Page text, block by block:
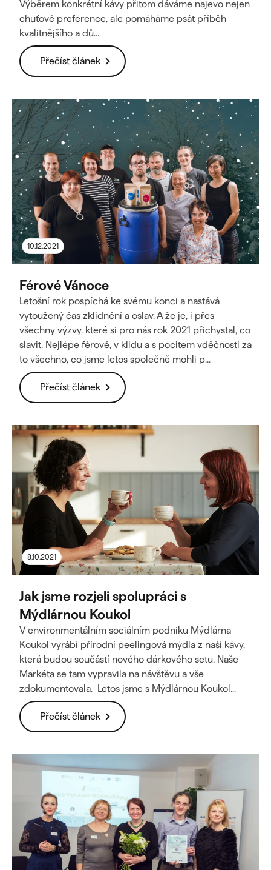
Výběrem konkrétní kávy přitom dáváme najevo nejen
chuťové preference, ale pomáháme psát příběh
kvalitnějšího a dů...
Přečíst článek
10.12.2021
Férové Vánoce
Letošní rok pospíchá ke svému konci a nastává
vytoužený čas zklidnění a oslav. A že je, i přes
všechny výzvy, které si pro nás rok 2021 přichystal, co
slavit. Nejlépe férově, v klidu a s pocitem vděčnosti za
to všechno, co jsme letos společně mohli p...
Přečíst článek
8.10.2021
Jak jsme rozjeli spolupráci s
Mýdlárnou Koukol
V environmentálním sociálním podniku Mýdlárna
Koukol vyrábí přírodní peelingová mýdla z naší kávy,
která budou součástí nového dárkového setu. Naše
Markéta se tam vypravila na návštěvu a vše
zdokumentovala. Letos jsme s Mýdlárnou Koukol...
Přečíst článek